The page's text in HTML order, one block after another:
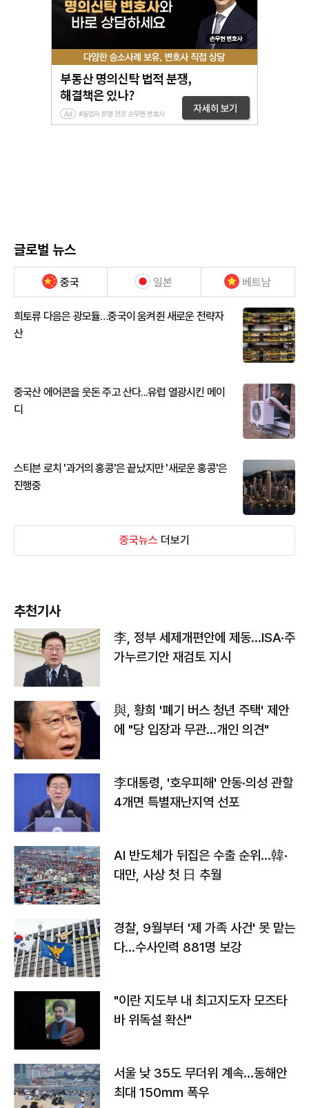
글로벌 뉴스
중국 일본 베트남
희토류 다음은 광모듈…중국이 움켜쥔 새로운 전략자
산
중국산 에어콘을 웃돈 주고 산다...유럽 열광시킨 메이
디
스티븐 로치 '과거의 홍콩'은 끝났지만 '새로운 홍콩'은
진행중
중국뉴스 더보기
추천기사
李, 정부 세제개편안에 제동…ISA·주
가누르기안 재검토 지시
與, 황희 '폐기 버스 청년 주택' 제안
에 "당 입장과 무관…개인 의견"
李대통령, '호우피해' 안동·의성 관할
4개면 특별재난지역 선포
AI 반도체가 뒤집은 수출 순위…韓·
대만, 사상 첫 日 추월
경찰, 9월부터 '제 가족 사건' 못 맡는
다…수사인력 881명 보강
"이란 지도부 내 최고지도자 모즈타
바 위독설 확산"
서울 낮 35도 무더위 계속…동해안
최대 150㎜ 폭우